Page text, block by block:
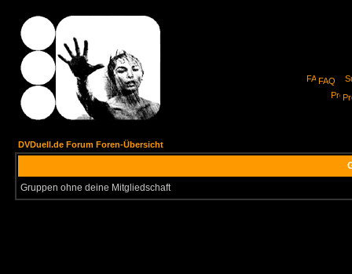
FAQ
DVDuell.de Forum Foren-Übersicht
Gruppen ohne deine Mitgliedschaft